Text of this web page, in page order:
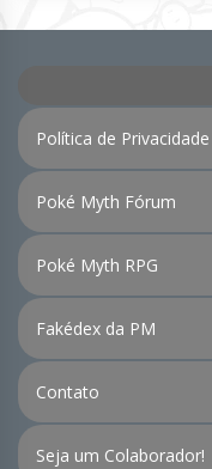
Política de Privacidade
Poké Myth Fórum
Poké Myth RPG
Fakédex da PM
Contato
Seja um Colaborador!